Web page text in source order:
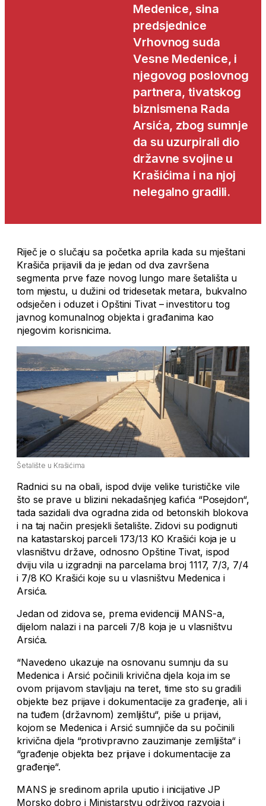
Medenice, sina
predsjednice
Vrhovnog suda
Vesne Medenice, i
njegovog poslovnog
partnera, tivatskog
biznismena Rada
Arsića, zbog sumnje
da su uzurpirali dio
državne svojine u
Krašićima i na njoj
nelegalno gradili.
Riječ je o slučaju sa početka aprila kada su mještani
Krašiča prijavili da je jedan od dva završena
segmenta prve faze novog lungo mare šetališta u
tom mjestu, u dužini od tridesetak metara, bukvalno
odsječen i oduzet i Opštini Tivat – investitoru tog
javnog komunalnog objekta i građanima kao
njegovim korisnicima.
Šetalište u Krašićima
Radnici su na obali, ispod dvije velike turističke vile
što se prave u blizini nekadašnjeg kafića “Posejdon“,
tada sazidali dva ogradna zida od betonskih blokova
i na taj način presjekli šetalište. Zidovi su podignuti
na katastarskoj parceli 173/13 KO Krašići koja je u
vlasništvu države, odnosno Opštine Tivat, ispod
dviju vila u izgradnji na parcelama broj 1117, 7/3, 7/4
i 7/8 KO Krašići koje su u vlasništvu Medenica i
Arsića.
Jedan od zidova se, prema evidenciji MANS-a,
dijelom nalazi i na parceli 7/8 koja je u vlasništvu
Arsića.
“Navedeno ukazuje na osnovanu sumnju da su
Medenica i Arsić počinili krivična djela koja im se
ovom prijavom stavljaju na teret, time sto su gradili
objekte bez prijave i dokumentacije za građenje, ali i
na tuđem (državnom) zemljištu“, piše u prijavi,
kojom se Medenica i Arsić sumnjiče da su počinili
krivična djela “protivpravno zauzimanje zemljišta“ i
“građenje objekta bez prijave i dokumentacije za
građenje“.
MANS je sredinom aprila uputio i inicijative JP
Morsko dobro i Ministarstvu održivog razvoja i